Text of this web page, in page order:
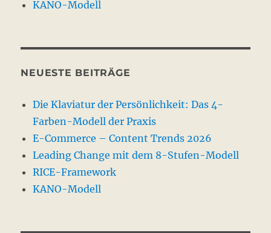
KANO-Modell
NEUESTE BEITRÄGE
Die Klaviatur der Persönlichkeit: Das 4-
Farben-Modell der Praxis
E-Commerce – Content Trends 2026
Leading Change mit dem 8-Stufen-Modell
RICE-Framework
KANO-Modell